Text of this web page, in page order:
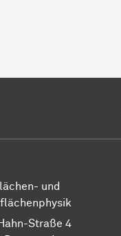
und
Straße 4